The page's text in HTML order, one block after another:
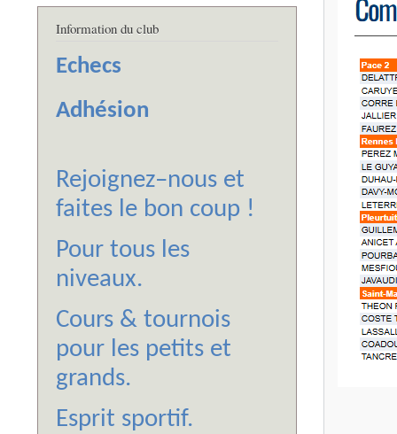
Information du club
Echecs
Adhésion
Rejoignez–nous et
faites le bon coup !
Pour tous les
niveaux.
Cours & tournois
pour les petits et
grands.
Esprit sportif.